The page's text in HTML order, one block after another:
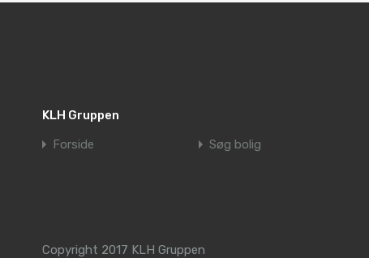
KLH Gruppen
Forside
Søg bolig
Copyright 2017 KLH Gruppen